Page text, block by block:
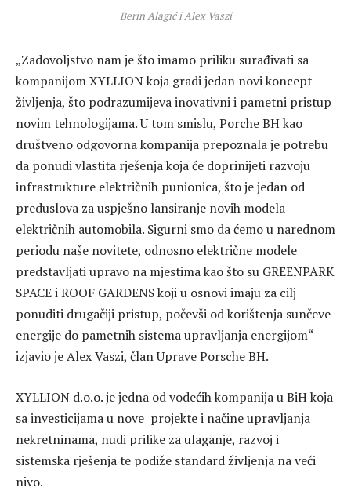
Berin Alagić i Alex Vaszi
„Zadovoljstvo nam je što imamo priliku surađivati sa
kompanijom XYLLION koja gradi jedan novi koncept
življenja, što podrazumijeva inovativni i pametni pristup
novim tehnologijama. U tom smislu, Porche BH kao
društveno odgovorna kompanija prepoznala je potrebu
da ponudi vlastita rješenja koja će doprinijeti razvoju
infrastrukture električnih punionica, što je jedan od
preduslova za uspješno lansiranje novih modela
električnih automobila. Sigurni smo da ćemo u narednom
periodu naše novitete, odnosno električne modele
predstavljati upravo na mjestima kao što su GREENPARK
SPACE i ROOF GARDENS koji u osnovi imaju za cilj
ponuditi drugačiji pristup, počevši od korištenja sunčeve
energije do pametnih sistema upravljanja energijom“
izjavio je Alex Vaszi, član Uprave Porsche BH.
XYLLION d.o.o. je jedna od vodećih kompanija u BiH koja
sa investicijama u nove projekte i načine upravljanja
nekretninama, nudi prilike za ulaganje, razvoj i
sistemska rješenja te podiže standard življenja na veći
nivo.